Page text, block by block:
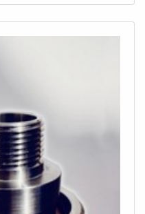
selo mecânico.
de alta qualidade onde
suficiente para
isso, unido a um time de
associados e equipe
entrega de excelência de